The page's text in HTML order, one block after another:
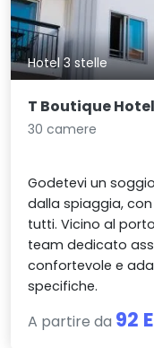
Hotel 3 stelle
T Boutique Hotel
30 camere
Godetevi un
dalla spiaggia,
tutti. Vicino al
team dedicato
confortevole e
specifiche.
A partire da 92